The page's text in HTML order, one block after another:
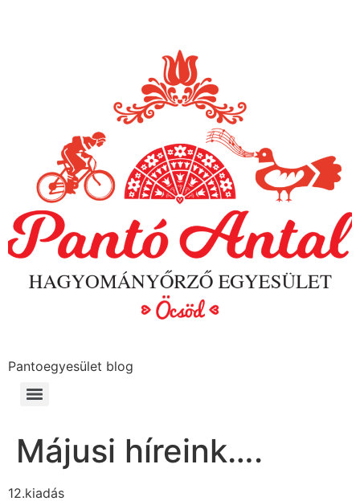
Pantoegyesület blog
Májusi híreink….
12.kiadás